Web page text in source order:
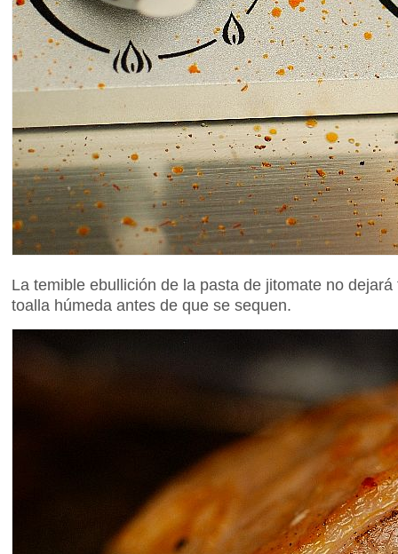
La temible ebullición de la pasta de jitomate no
toalla húmeda antes de que se sequen.